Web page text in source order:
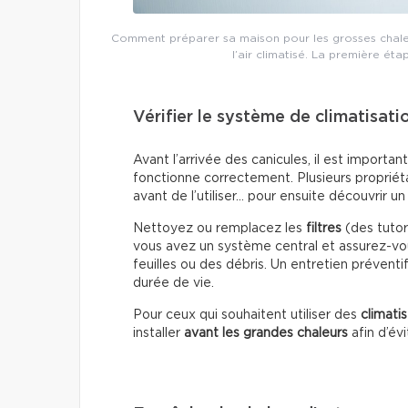
Comment préparer sa maison pour les grosses
l’air climatisé. La première
Vérifier le système de
Avant l’arrivée des canicules, il est
fonctionne correctement. Plusieurs
avant de l’utiliser… pour ensuite découvrir
Nettoyez ou remplacez les filtres (des
vous avez un système central et assurez-
feuilles ou des débris. Un entretien
durée de vie.
Pour ceux qui souhaitent utiliser des
installer avant les grandes chaleurs afin